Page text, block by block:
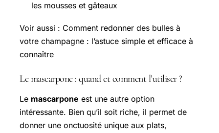
les mousses et gâteaux
Voir aussi : Comment redonner des bulles à
votre champagne : l’astuce simple et efficace à
connaître
Le mascarpone : quand et comment l’utiliser ?
Le mascarpone est une autre option
intéressante. Bien qu’il soit riche, il permet de
donner une onctuosité unique aux plats,